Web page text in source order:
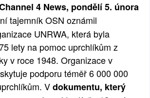
4 News, pondělí 5. února
tajemník OSN oznámil
UNRWA, která byla
lety na pomoc uprchlíkům z
v roce 1948. Organizace v
podporu téměř 6 000 000
Vdokumentu, který